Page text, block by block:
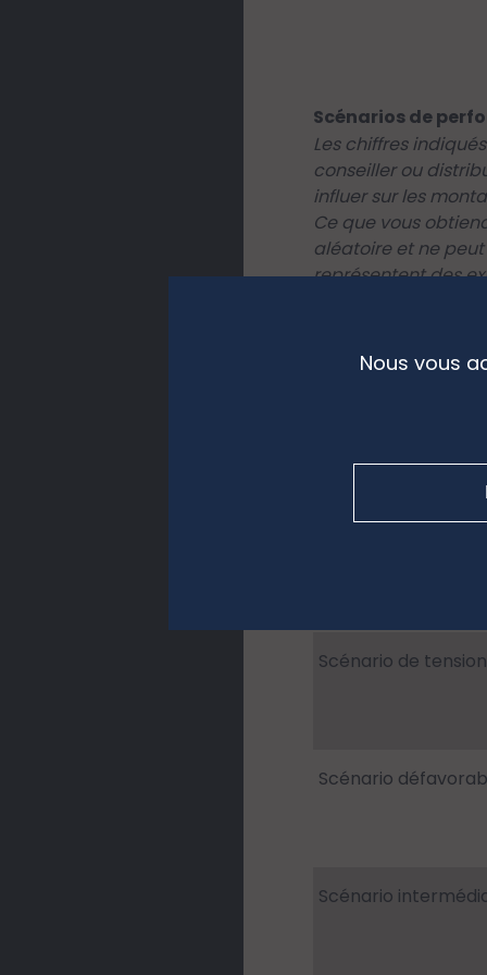
Scénarios de
Les chiffres
conseiller ou
influer sur les
Ce que vous
aléatoire et ne
représentent des
l’indice de
Le scénario de
peut être
Les scénarios de
dans le Document
Investissement 10
Date de calcul :
Scénario de
Scénario
Scénario
Nous vous